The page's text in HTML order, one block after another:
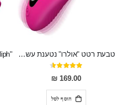
טבעת רטט "אולרו" נטענת עשויה סיליקון רפואי עם רטט חזק ומטריף חושים
דירוג:
91%
169.00 ₪
הוסף לסל